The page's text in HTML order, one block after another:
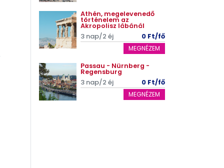
Athén, megelevenedő
történelem az
Akropolisz lábánál
3 nap/2 éj 0 Ft/fő
MEGNÉZEM
Passau - Nürnberg -
Regensburg
3 nap/2 éj 0 Ft/fő
MEGNÉZEM